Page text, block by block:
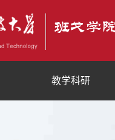
教学科研